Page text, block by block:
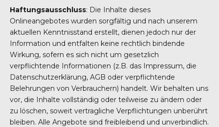
Haftungsausschluss: Die Inhalte dieses
Onlineangebotes wurden sorgfältig und nach unserem
aktuellen Kenntnisstand erstellt, dienen jedoch nur der
Information und entfalten keine rechtlich bindende
Wirkung, sofern es sich nicht um gesetzlich
verpflichtende Informationen (z.B. das Impressum, die
Datenschutzerklärung, AGB oder verpflichtende
Belehrungen von Verbrauchern) handelt. Wir behalten uns
vor, die Inhalte vollständig oder teilweise zu ändern oder
zu löschen, soweit vertragliche Verpflichtungen unberührt
bleiben. Alle Angebote sind freibleibend und unverbindlich.